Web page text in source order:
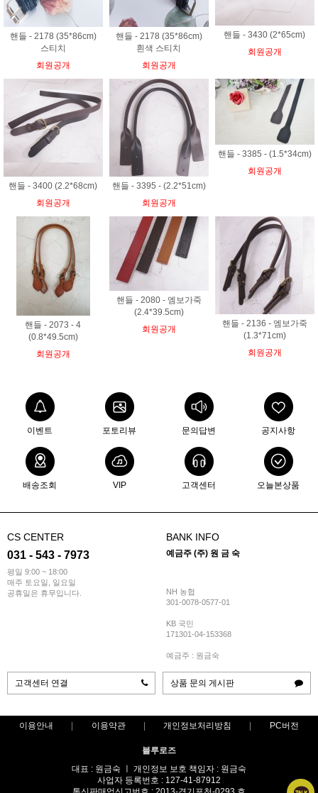
핸들 - 2178 (35*86cm)
스티치
회원공개
핸들 - 2178 (35*86cm)
흰색 스티치
회원공개
핸들 - 3430 (2*65cm)
회원공개
핸들 - 3400 (2.2*68cm)
회원공개
핸들 - 3395 - (2.2*51cm)
회원공개
핸들 - 3385 - (1.5*34cm)
회원공개
핸들 - 2073 - 4
(0.8*49.5cm)
회원공개
핸들 - 2080 - 엠보가죽
(2.4*39.5cm)
회원공개
핸들 - 2136 - 엠보가죽
(1.3*71cm)
회원공개
이벤트 포토리뷰 문의답변 공지사항
배송조회 VIP 고객센터 오늘본상품
CS CENTER
031 - 543 - 7973
평일 9:00 ~ 18:00
매주 토요일, 일요일
공휴일은 휴무입니다.
BANK INFO
예금주 (주) 원 금 숙
NH 농협
301-0078-0577-01
KB 국민
171301-04-153368
예금주 : 원금숙
고객센터 연결 상품 문의 게시판
이용안내 이용약관 개인정보처리방침 PC버전
블루로즈
대표 : 원금숙 ㅣ 개인정보 보호 책임자 : 원금숙
사업자 등록번호 : 127-41-87912